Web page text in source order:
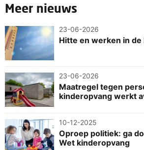
Meer nieuws
23-06-2026
Hitte en werken in
23-06-2026
Maatregel tegen
kinderopvang werkt
10-12-2025
Oproep politiek: ga
Wet kinderopvang